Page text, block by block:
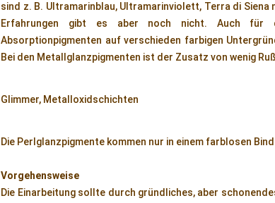
sind z. B. Ultramarinblau, Ultramarinviolett, Terra di
Erfahrungen gibt es aber noch nicht. Auch für
Absorptionpigmenten auf verschieden farbigen
Bei den Metallglanzpigmenten ist der Zusatz von wenig
Glimmer, Metalloxidschichten
Die Perlglanzpigmente kommen nur in einem farblosen
Vorgehensweise
Die Einarbeitung sollte durch gründliches, aber